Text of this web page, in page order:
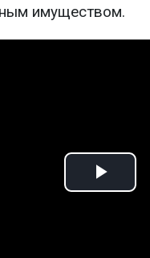
имуществом.
Play